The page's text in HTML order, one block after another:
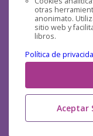
otras
anonimato.
sitio web y
libros.
Política de
Aceptar